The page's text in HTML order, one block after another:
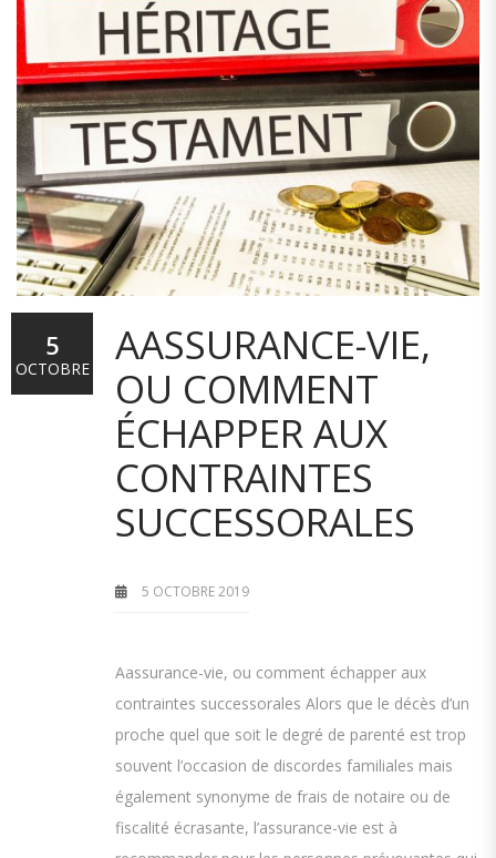
AASSURANCE-VIE,
OU COMMENT
ÉCHAPPER AUX
CONTRAINTES
SUCCESSORALES
5 OCTOBRE 2019
Aassurance-vie, ou comment échapper aux
contraintes successorales Alors que le décès d’un
proche quel que soit le degré de parenté est trop
souvent l’occasion de discordes familiales mais
également synonyme de frais de notaire ou de
fiscalité écrasante, l’assurance-vie est à
5
OCTOBRE